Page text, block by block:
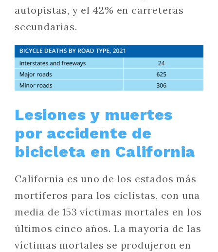
autopistas, y el 42% en carreteras
secundarias.
Lesiones y muertes
por accidente de
bicicleta en California
California es uno de los estados más
mortíferos para los ciclistas, con una
media de 153 víctimas mortales en los
últimos cinco años. La mayoría de las
víctimas mortales se produjeron en